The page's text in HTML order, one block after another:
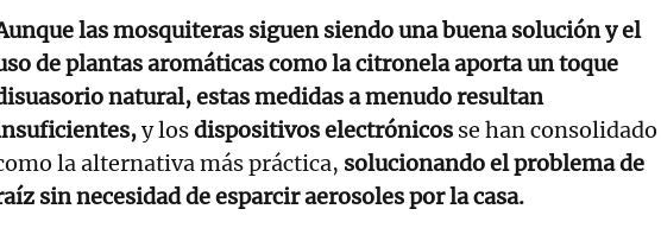
las mosquiteras siguen siendo una buena solución y el
de plantas aromáticas como la citronela aporta un toque
natural, estas medidas a menudo resultan
y losdispositivos electrónicos se han consolidado
la alternativa más práctica, solucionando el problema de
sin necesidad de esparcir aerosoles por la casa.